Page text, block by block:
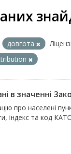
довгота
в значенні
про населені
індекс та код